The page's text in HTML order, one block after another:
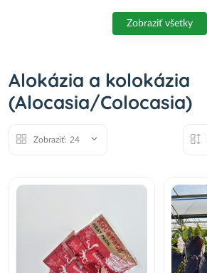
95,00 €
Zobraziť všetky
Alokázia a kolokázia
(Alocasia/Colocasia)
Zobraziť: 24